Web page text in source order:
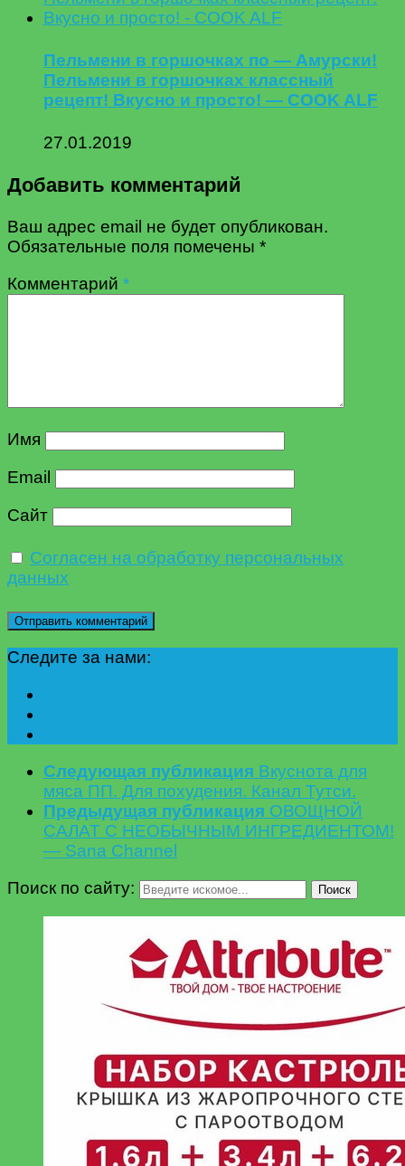
Пельмени в горшочках по — Амурски!
Пельмени в горшочках классный
рецепт! Вкусно и просто! — COOK ALF
27.01.2019
Добавить комментарий
Ваш адрес email не будет опубликован.
Обязательные поля помечены *
Комментарий *
Имя
Email
Сайт
Согласен на обработку персональных
данных
Следите за нами:
Следующая публикация Вкуснота для
мяса ПП. Для похудения. Канал Тутси.
Предыдущая публикация ОВОЩНОЙ
САЛАТ С НЕОБЫЧНЫМ ИНГРЕДИЕНТОМ!
— Sana Channel
Поиск по сайту:
Поиск